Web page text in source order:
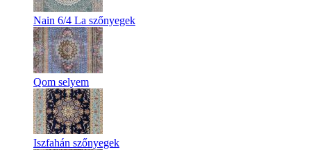
Nain 6/4 La szőnyegek
Qom selyem
Iszfahán szőnyegek